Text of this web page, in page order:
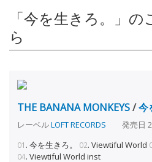
「今を生きろ。」
ら
THE BANANA MONKEYS/今
レーベルLOFT RECORDS 発売日
01 . 今を生きろ。 02. Viewtiful World
04. Viewtiful World inst